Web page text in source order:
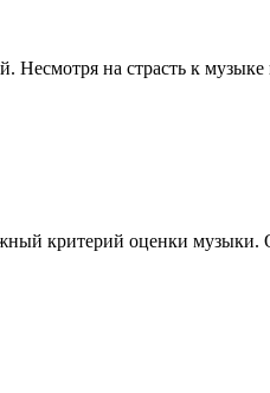
на страсть к музыке
критерий оценки музыки.